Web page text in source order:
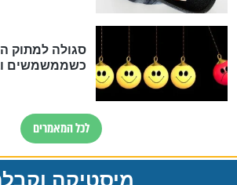
לכל המאמרים
אחרית הימים